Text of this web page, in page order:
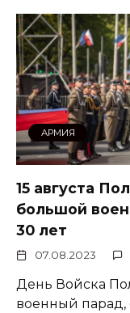
АРМИЯ
15 августа
большой
30 лет
07.08.2023
День Войска
военный парад,